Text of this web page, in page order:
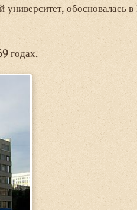
обосновалась
годах.